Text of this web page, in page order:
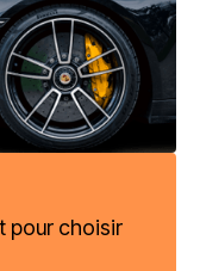
pour choisir